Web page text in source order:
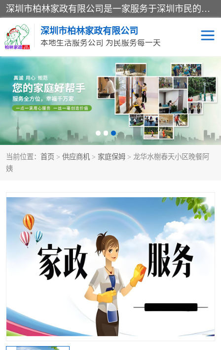
深圳市柏林家政有限公司是一家服务于深圳市民的专业家政公司。致力于为客户提供高质量、多维度的家庭服务，包括养老、母婴、月嫂育婴早教、康复理疗、家电清洗和保洁等方面的专业服务。
深圳市柏林家政有限公司
本地生活服务公司 为民服务每一天
当前位置： 首页 > 供应商机 > 家庭保姆 > 龙华水榭春天小区晚餐阿
姨
家居保洁 护工月嫂
家庭保姆 家政服务